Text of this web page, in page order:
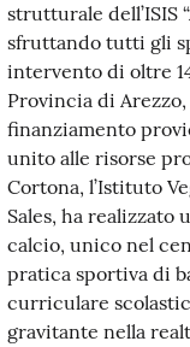
strutturale dell’ISIS
sfruttando tutti gli
intervento di oltre
Provincia di
finanziamento
unito alle risorse
Cortona, l’Istituto
Sales, ha
calcio, unico nel
pratica sportiva di
curriculare
gravitante nella